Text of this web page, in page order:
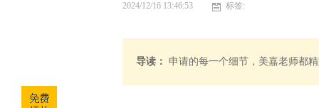
2024/12/16 13:46:53 标签:
导读： 申请的每一个细节，美嘉老师都